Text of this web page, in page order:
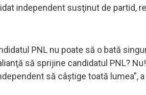
independent susţinut de partid,
PNL nu poate să o bată
să sprijine candidatul PNL?
să câştige toată lumea”,